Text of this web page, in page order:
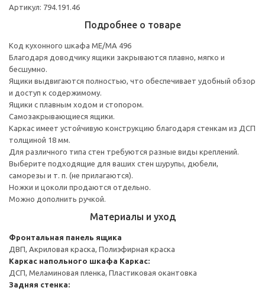
Артикул: 794.191.46
Подробнее о товаре
Код кухонного шкафа ME/MA 496
Благодаря доводчику ящики закрываются плавно, мягко и
бесшумно.
Ящики выдвигаются полностью, что обеспечивает удобный обзор
и доступ к содержимому.
Ящики с плавным ходом и стопором.
Самозакрывающиеся ящики.
Каркас имеет устойчивую конструкцию благодаря стенкам из ДСП
толщиной 18 мм.
Для различного типа стен требуются разные виды креплений.
Выберите подходящие для ваших стен шурупы, дюбели,
саморезы и т. п. (не прилагаются).
Ножки и цоколи продаются отдельно.
Можно дополнить ручкой.
Материалы и уход
Фронтальная панель ящика
ДВП, Акриловая краска, Полиэфирная краска
Каркас напольного шкафа Каркас:
ДСП, Меламиновая пленка, Пластиковая окантовка
Задняя стенка: